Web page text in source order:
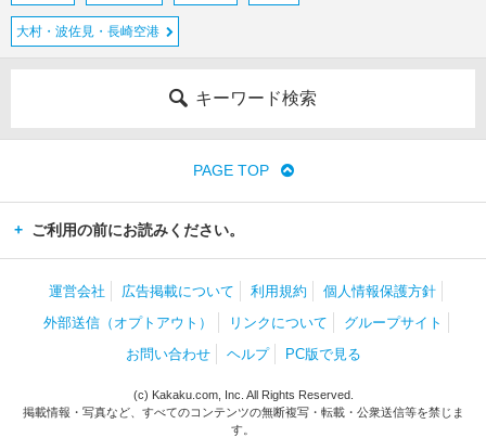
大村・波佐見・長崎空港
キーワード検索
PAGE TOP
ご利用の前にお読みください。
運営会社 広告掲載について 利用規約
個人情報保護方針
外部送信（オプトアウト）
リンクについて
グループサイト
お問い合わせ
ヘルプ PC版で見る
(c) Kakaku.com, Inc. All Rights Reserved.
掲載情報・写真など、すべてのコンテンツの無断複写・転載・公衆送信等を禁じま
す。